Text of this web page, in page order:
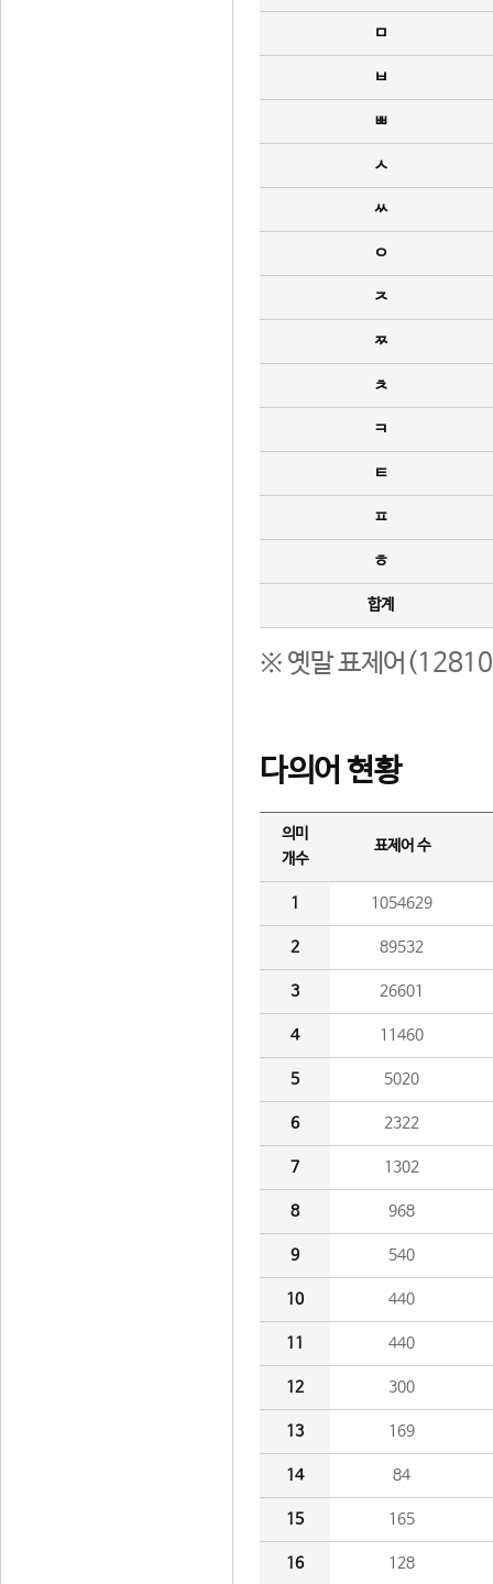
ㅁ
ㅂ
ㅃ
ㅅ
ㅆ
ㅇ
ㅈ
ㅉ
ㅊ
ㅋ
ㅌ
ㅍ
ㅎ
합계
※ 옛말 표제어(12810
다의어 현황
의미
개수
표제어 수
1 1054629
2 89532
3 26601
4 11460
5 5020
6 2322
7 1302
8 968
9 540
10 440
11 440
12 300
13 169
14 84
15 165
16 128